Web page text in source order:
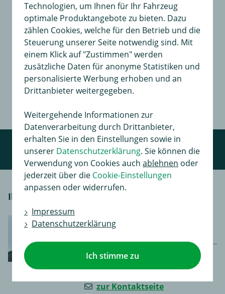
Für dieses Produkt existiert noch keine
Bewertung
An dieser Stelle haben Sie die Möglichkeit, Ihre
Meinungen und Erfahrungen über dieses Produkt zu
dokumentieren.
Sie liefern so anderen Interessenten wertvolle
Informationen beim Kauf.
Ihr persönlicher Kontakt
Montag - Freitag 8-17 Uhr |
0367 343 5487
0367 343 5315
zur Kontaktseite
Technologien, um Ihnen für Ihr Fahrzeug
optimale Produktangebote zu bieten. Dazu
zählen Cookies, welche für den Betrieb und die
Steuerung unserer Seite notwendig sind. Mit
einem Klick auf "Zustimmen" werden
zusätzliche Daten für anonyme Statistiken und
personalisierte Werbung erhoben und an
Drittanbieter weitergegeben.
Weitergehende Informationen zur
Datenverarbeitung durch Drittanbieter,
erhalten Sie in den Einstellungen sowie in
unserer Datenschutzerklärung. Sie können die
Verwendung von Cookies auch ablehnen oder
jederzeit über die Cookie-Einstellungen
anpassen oder widerrufen.
Impressum
Datenschutzerklärung
Ich stimme zu